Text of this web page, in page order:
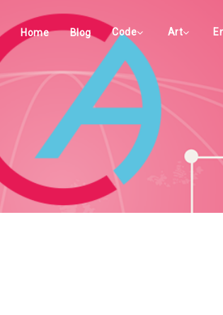
Home Blog Code Art